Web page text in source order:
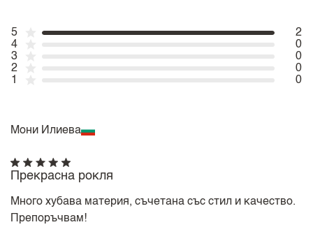
5
2
4
0
3
0
2
0
1
0
Мони Илиева
Прекрасна рокля
Много хубава материя, съчетана със стил и качество.
Препоръчвам!